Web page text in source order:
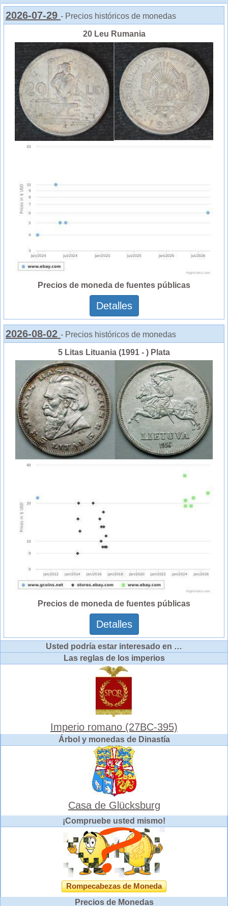
2026-07-29 - Precios históricos de monedas
20 Leu Rumania
Precios de moneda de fuentes públicas
Detalles
2026-08-02 - Precios históricos de monedas
5 Litas Lituania (1991 - ) Plata
Precios de moneda de fuentes públicas
Detalles
Usted podría estar interesado en …
Las reglas de los imperios
Imperio romano (27BC-395)
Árbol y monedas de Dinastía
Casa de Glücksburg
¡Compruebe usted mismo!
Rompecabezas de Moneda
Precios de Monedas